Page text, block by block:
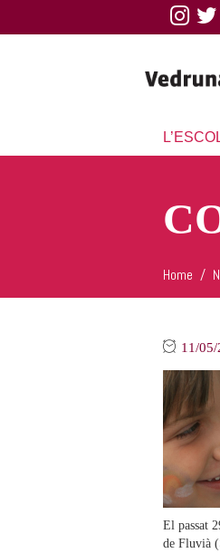
Home
11/05/
El passat
de Fluvià